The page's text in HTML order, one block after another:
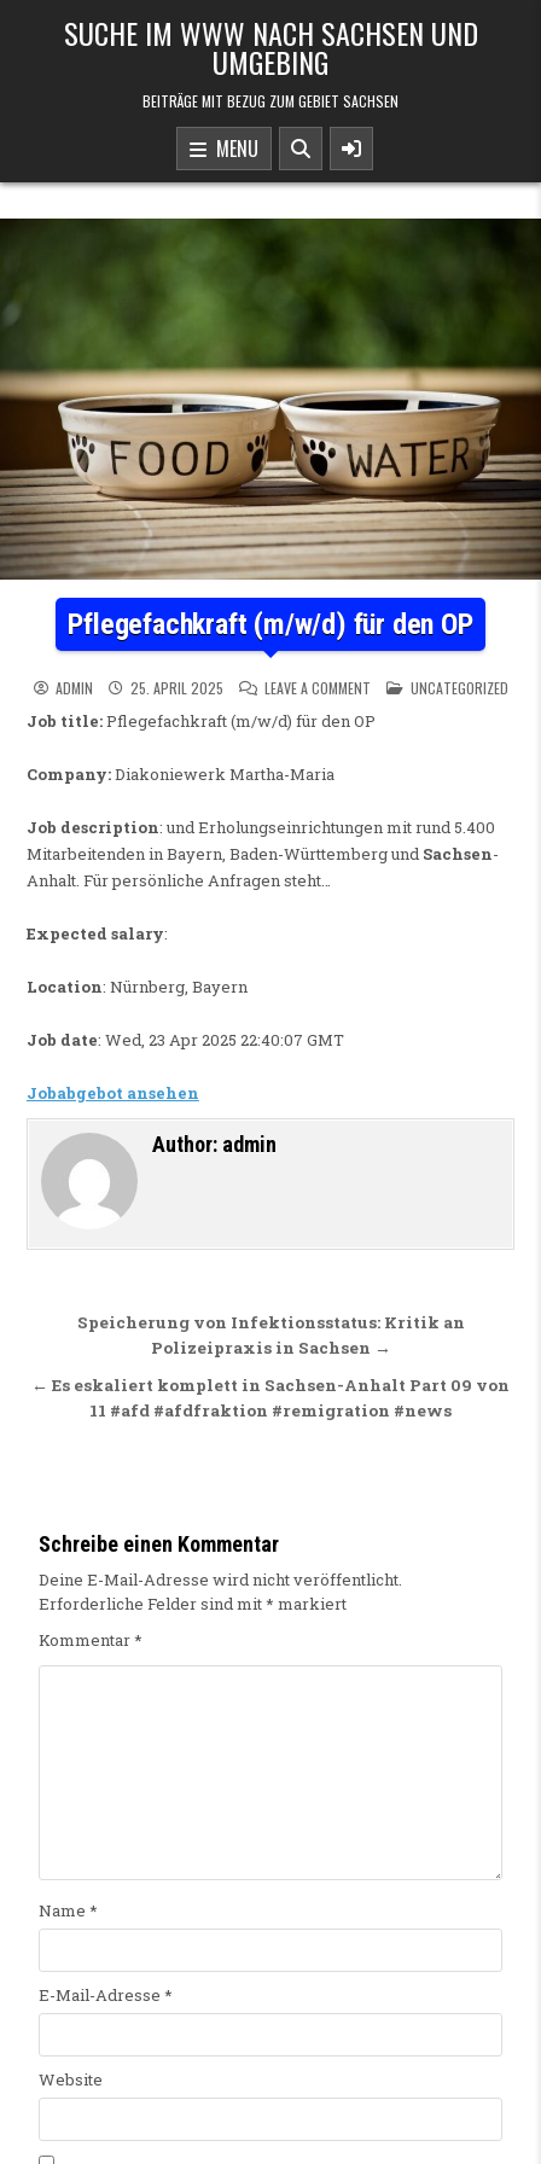
SUCHE IM WWW NACH SACHSEN UND
UMGEBING
BEITRÄGE MIT BEZUG ZUM GEBIET SACHSEN
MENU
Pflegefachkraft (m/w/d) für den OP
ADMIN 25. APRIL 2025 LEAVE A COMMENTON PFLEGEFACHKRAFT (M/
POSTED IN
UNCATEGORIZED
Job title:Pflegefachkraft (m/w/d) für den OP
Company:Diakoniewerk Martha-Maria
Job description: und Erholungseinrichtungen mit rund 5.400
Mitarbeitenden in Bayern, Baden-Württemberg und Sachsen-
Anhalt. Für persönliche Anfragen steht…
Expected salary:
Location: Nürnberg, Bayern
Job date: Wed, 23 Apr 2025 22:40:07 GMT
Jobabgebot ansehen
Author: admin
Beitragsnavigation
Speicherung von Infektionsstatus: Kritik an
Polizeipraxis in Sachsen →
← Es eskaliert komplett in Sachsen-Anhalt Part 09 von
11 #afd #afdfraktion #remigration #news
Schreibe einen Kommentar
Deine E-Mail-Adresse wird nicht veröffentlicht.
Erforderliche Felder sind mit* markiert
Kommentar*
Name *
E-Mail-Adresse *
Website